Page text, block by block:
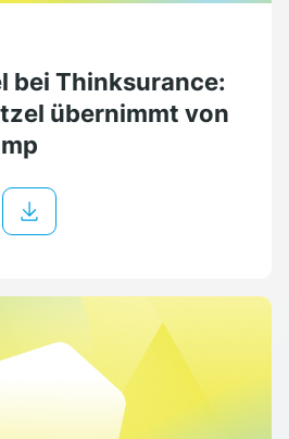
bei Thinksurance:
übernimmt von